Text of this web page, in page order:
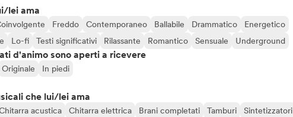
lei ama
Freddo Contemporaneo Ballabile Drammatico
Energetico
Lo-fi Testi significativi Rilassante Romantico Sensuale Underground
d'animo sono aperti a ricevere
Originale In piedi
che lui/lei ama
acustica Chitarra elettrica Brani completati Tamburi
Sintetizzatori